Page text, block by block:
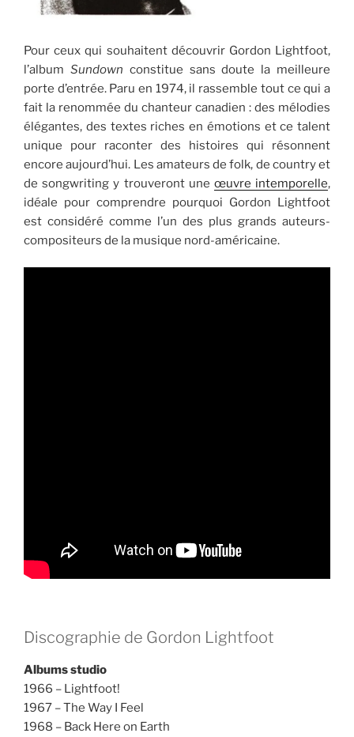
Pour ceux qui souhaitent découvrir Gordon Lightfoot,
l’album Sundown constitue sans doute la meilleure
porte d’entrée. Paru en 1974, il rassemble tout ce qui a
fait la renommée du chanteur canadien : des mélodies
élégantes, des textes riches en émotions et ce talent
unique pour raconter des histoires qui résonnent
encore aujourd’hui. Les amateurs de folk, de country et
de songwriting y trouveront une œuvre intemporelle,
idéale pour comprendre pourquoi Gordon Lightfoot
est considéré comme l’un des plus grands auteurs-
compositeurs de la musique nord-américaine.
Discographie de Gordon Lightfoot
Albums studio
1966 – Lightfoot!
1967 – The Way I Feel
1968 – Back Here on Earth